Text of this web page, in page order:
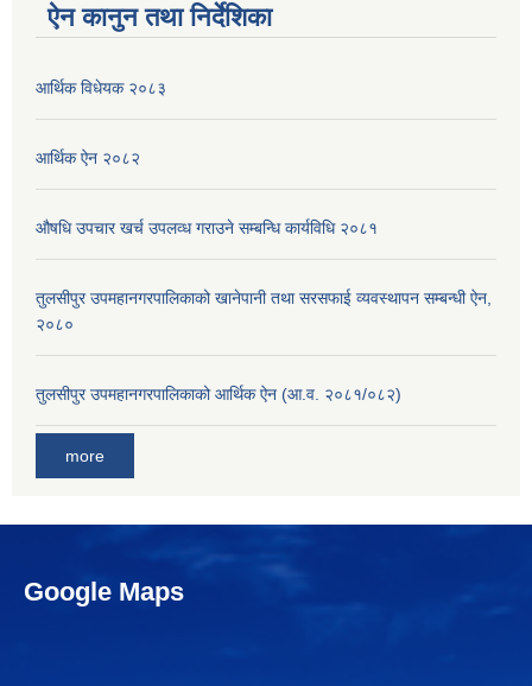
ऐन कानुन तथा निर्देशिका
आर्थिक विधेयक २०८३
आर्थिक ऐन २०८२
औषधि उपचार खर्च उपलव्ध गराउने सम्बन्धि कार्यविधि २०८१
तुलसीपुर उपमहानगरपालिकाको खानेपानी तथा सरसफाई व्यवस्थापन सम्बन्धी ऐन,
२०८०
तुलसीपुर उपमहानगरपालिकाको आर्थिक ऐन (आ.व. २०८१/०८२)
more
Google Maps